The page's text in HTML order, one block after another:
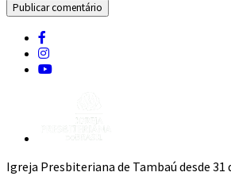
Igreja Presbiteriana de Tambaú desde 31